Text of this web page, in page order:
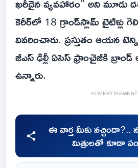
కెరీర్‌లో 18 గ్రాండ్‌స్లామ్ టైటిళ్లు
వివరించారు. ప్రస్తుతం ఆయన
జీఎస్ ఢిల్లీ ఏసెస్ ఫ్రాంచైజీకి
ఉన్నారు.
ADVERTISEMENT
ఈ వార్త మీకు నచ్చిందా?..
మిత్రులతో కూడా